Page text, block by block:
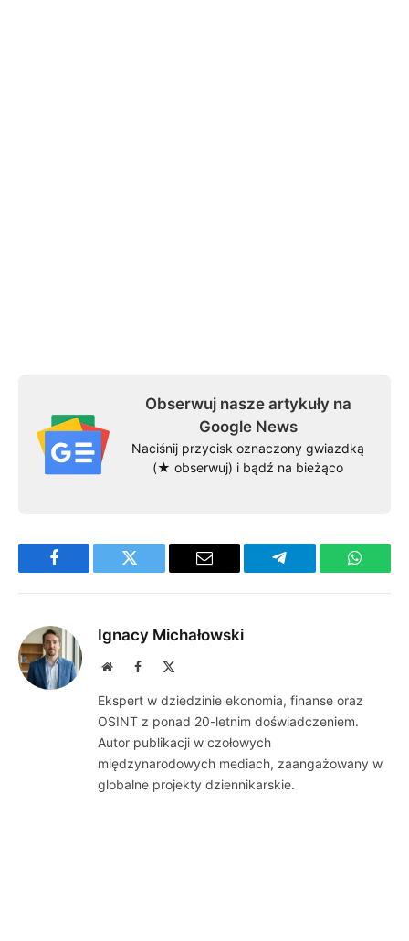
Obserwuj nasze artykuły na
Google News
Naciśnij przycisk oznaczony gwiazdką
(★ obserwuj) i bądź na bieżąco
Facebook Twitter Email Telegram
Ignacy Michałowski
WebsiteFacebook
Ekspert w dziedzinie ekonomia, finanse oraz
OSINT z ponad 20-letnim doświadczeniem.
Autor publikacji w czołowych
międzynarodowych mediach, zaangażowany w
globalne projekty dziennikarskie.